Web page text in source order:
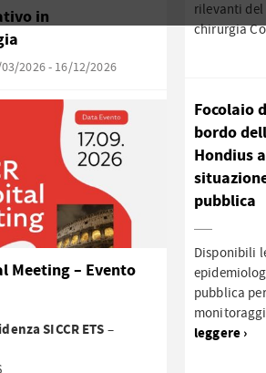
in
2026 - 16/12/2026
Meeting – Evento
SICCR ETS –
rilevanti
chirurgia
Focolaio
bordo
Hondius
pubblica
Disponibili
pubblica
leggere ›